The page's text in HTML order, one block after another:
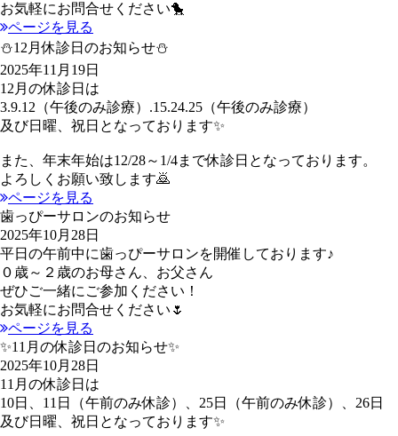
お気軽にお問合せください🐤
ページを見る
⛄12月休診日のお知らせ⛄
2025年11月19日
12月の休診日は
3.9.12（午後のみ診療）.15.24.25（午後のみ診療）
及び日曜、祝日となっております✨
また、年末年始は12/28～1/4まで休診日となっております。
よろしくお願い致します🙇
ページを見る
歯っぴーサロンのお知らせ
2025年10月28日
平日の午前中に歯っぴーサロンを開催しております♪
０歳～２歳のお母さん、お父さん
ぜひご一緒にご参加ください！
お気軽にお問合せください🌷
ページを見る
✨11月の休診日のお知らせ✨
2025年10月28日
11月の休診日は
10日、11日（午前のみ休診）、25日（午前のみ休診）、26日
及び日曜、祝日となっております✨